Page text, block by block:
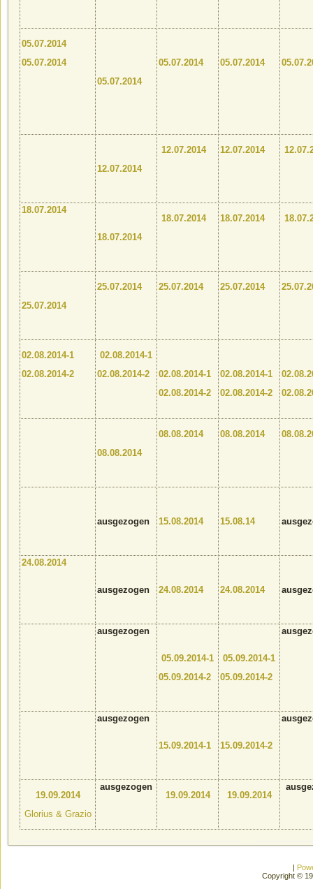
05.07.2014
05.07.2014
05.07.2014
05.07.2014 05.07.2014
12.07.2014
12.07.2014 12.07.2014
18.07.2014
18.07.2014
18.07.2014 18.07.2014
25.07.2014
25.07.2014 25.07.2014 25.07.2014
02.08.2014-1
02.08.2014-2
02.08.2014-1
02.08.2014-2
02.08.2014-1
02.08.2014-2
02.08.2014-1
02.08.2014-2
08.08.2014
08.08.2014 08.08.2014
ausgezogen 15.08.2014 15.08.14
24.08.2014
ausgezogen 24.08.2014 24.08.2014
ausgezogen
05.09.2014-1
05.09.2014-2
05.09.2014-1
05.09.2014-2
ausgezogen
15.09.2014-1 15.09.2014-2
19.09.2014
Glorius & Grazio
ausgezogen
19.09.2014
19.09.2014
|
Copyright ©